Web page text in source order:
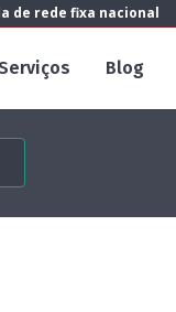
de rede fixa nacional
Blog